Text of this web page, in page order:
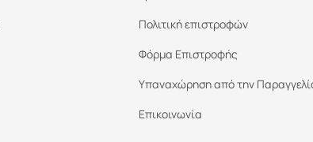
Πολιτική επιστροφών
Φόρμα Επιστροφής
Υπαναχώρηση από την
Επικοινωνία